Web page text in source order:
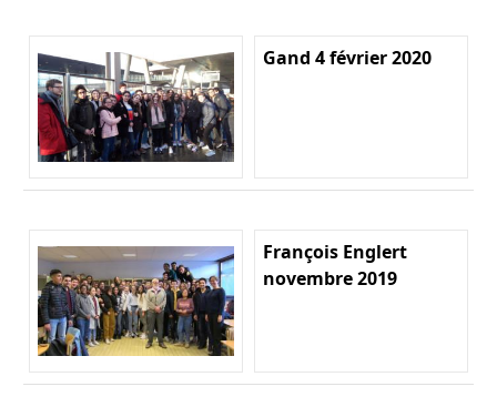
Gand 4 février 2020
François Englert
novembre 2019